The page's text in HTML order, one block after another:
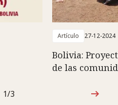
Artículo 27-12-2024
Bolivia:
de las
1de3
1/3